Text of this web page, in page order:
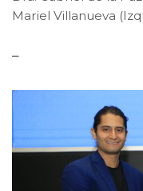
Mariel Villanueva
–